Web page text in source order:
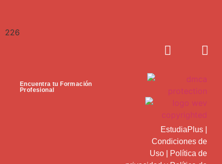
226
Encuentra tu Formación
Profesional
EstudiaPlus
Condiciones de
Uso
Política de